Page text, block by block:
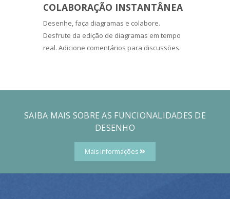
COLABORAÇÃO INSTANTÂNEA
Desenhe, faça diagramas e colabore.
Desfrute da edição de diagramas em tempo
real. Adicione comentários para discussões.
SAIBA MAIS SOBRE AS FUNCIONALIDADES DE
DESENHO
Mais informações